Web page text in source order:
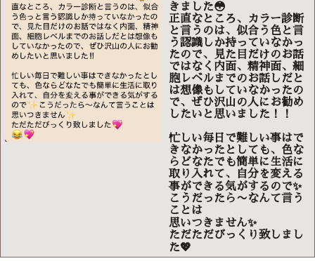
きました😳
正直なところ、カラー診断
と言うのは、似合う色と言
う認識しか持っていなかっ
たので、見た目だけのお話
ではなく内面、精神面、細
胞レベルまでのお話しだと
は想像もしていなかったの
で、ぜひ沢山の人にお勧め
したいと思いました！！
忙しい毎日で難しい事はで
きなかったとしても、色な
らどなたでも簡単に生活に
取り入れて、自分を変える
事ができる気がするので✨
こうだったら〜なんて言う
ことは
思いつきません✨
ただただびっくり致しまし
た💖